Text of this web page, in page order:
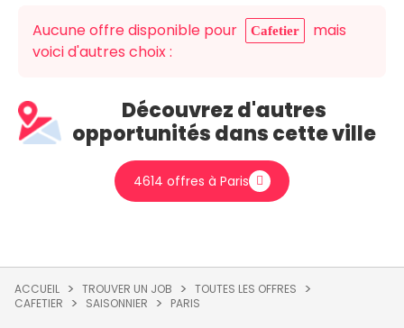
Aucune offre disponible pour Cafetier
mais
voici d'autres choix :
Découvrez d'autres
opportunités dans cette ville
4614 offres à Paris
ACCUEIL TROUVER UN JOB
TOUTES LES OFFRES
CAFETIER
SAISONNIER PARIS